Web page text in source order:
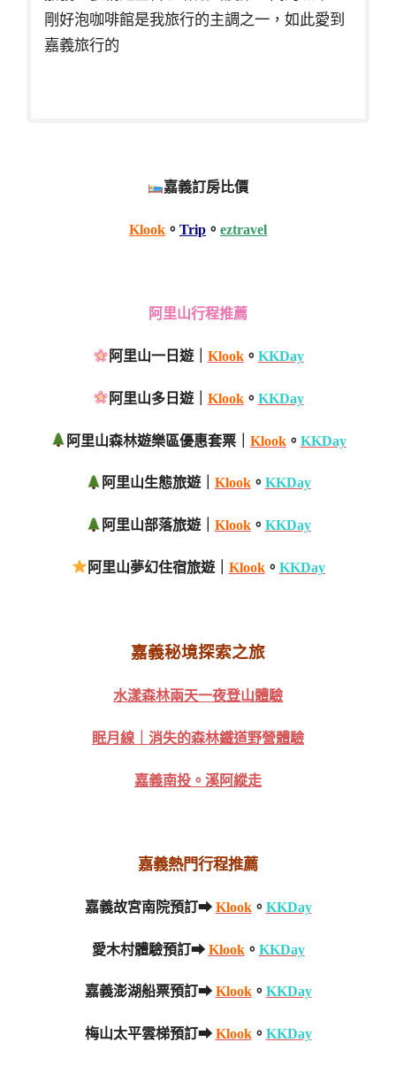
剛好泡咖啡館是我旅行的主調之一，如此愛到
嘉義旅行的
嘉義訂房比價
Klook 。 Trip 。 eztravel
阿里山行程推薦
阿里山一日遊｜ Klook。 KKDay
阿里山多日遊｜ Klook。 KKDay
阿里山森林遊樂區優惠套票｜ Klook。 KKDay
阿里山生態旅遊｜ Klook。 KKDay
阿里山部落旅遊｜ Klook。 KKDay
阿里山夢幻住宿旅遊｜ Klook。 KKDay
嘉義秘境探索之旅
水漾森林兩天一夜登山體驗
眠月線｜消失的森林鐵道野營體驗
嘉義南投。溪阿縱走
嘉義熱門行程推薦
嘉義故宮南院預訂➡ Klook。 KKDay
愛木村體驗預訂➡ Klook。 KKDay
嘉義澎湖船票預訂➡ Klook。 KKDay
梅山太平雲梯預訂➡ Klook。 KKDay